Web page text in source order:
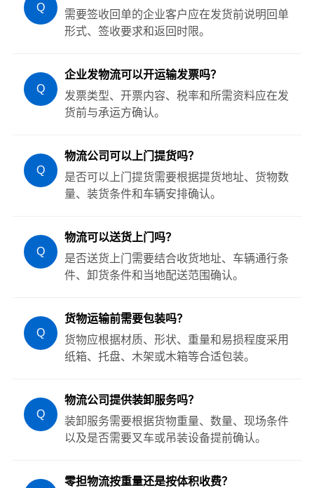
Q
需要签收回单的企业客户应在发货前说明回单
形式、签收要求和返回时限。
Q
企业发物流可以开运输发票吗？
发票类型、开票内容、税率和所需资料应在发
货前与承运方确认。
Q
物流公司可以上门提货吗？
是否可以上门提货需要根据提货地址、货物数
量、装货条件和车辆安排确认。
Q
物流可以送货上门吗？
是否送货上门需要结合收货地址、车辆通行条
件、卸货条件和当地配送范围确认。
Q
货物运输前需要包装吗？
货物应根据材质、形状、重量和易损程度采用
纸箱、托盘、木架或木箱等合适包装。
Q
物流公司提供装卸服务吗？
装卸服务需要根据货物重量、数量、现场条件
以及是否需要叉车或吊装设备提前确认。
零担物流按重量还是按体积收费？